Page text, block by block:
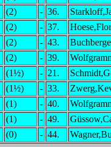
(2) - 36.
(2) - 37.
(2) - 43.
(2) - 39.
(1½) - 21.
(1½) - 33.
(1) - 40.
(1) - 49.
(0) - 44.